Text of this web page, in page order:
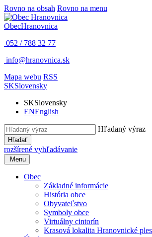
Rovno na obsah Rovno na menu
ObecHranovnica
052 / 788 32 77
info@hranovnica.sk
Mapa webu RSS
SKSlovensky
SKSlovensky
ENEnglish
Hľadaný výraz
Hľadať
rozšírené vyhľadávanie
Menu
Obec
Základné informácie
História obce
Obyvateľstvo
Symboly obce
Virtuálny cintorín
Krasová lokalita Hranovnické